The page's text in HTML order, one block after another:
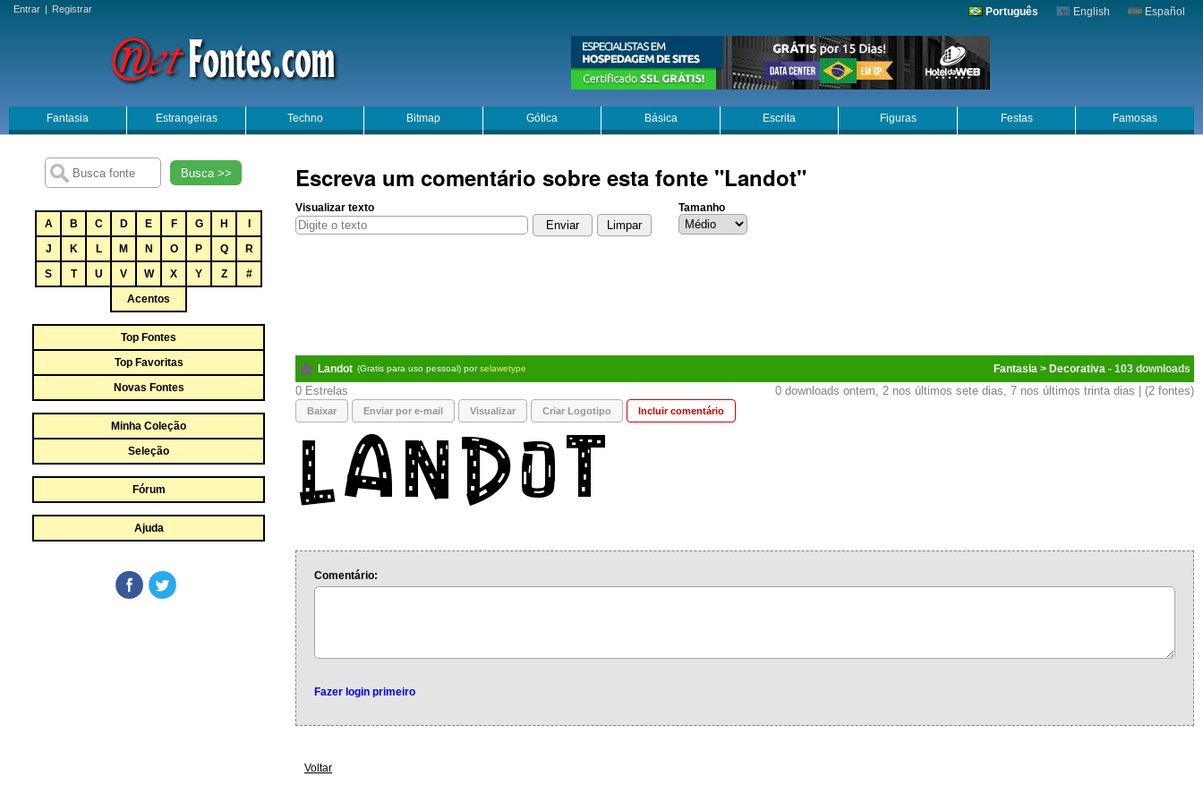
Entrar | Registrar Português English Español
Fantasia Estrangeiras Techno Bitmap Gótica Básica Escrita Figuras Festas Famosas
Busca >>
A B C D E F G H
J
K L M N O P Q
R
S
T U V W X Y Z
#
Acentos
Top Fontes
Top Favoritas
Novas Fontes
Minha Coleção
Seleção
Fórum
Ajuda
Escreva um comentário sobre esta fonte "Landot"
Visualizar texto Tamanho
Landot (Gratis para uso pessoal) porselawetype Fantasia > Decorativa - 103
0 0 downloads ontem, 2 nos últimos sete dias, 7 nos últimos trinta dias | (2 fontes)
Baixar Enviar por e-mail Visualizar Criar Logotipo Incluir comentário
Comentário:
Fazer login primeiro
Voltar